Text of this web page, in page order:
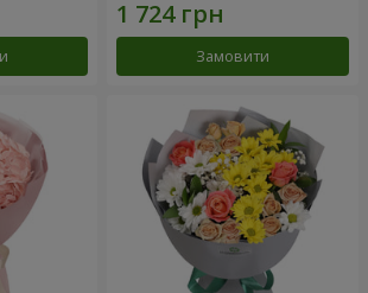
Замовити